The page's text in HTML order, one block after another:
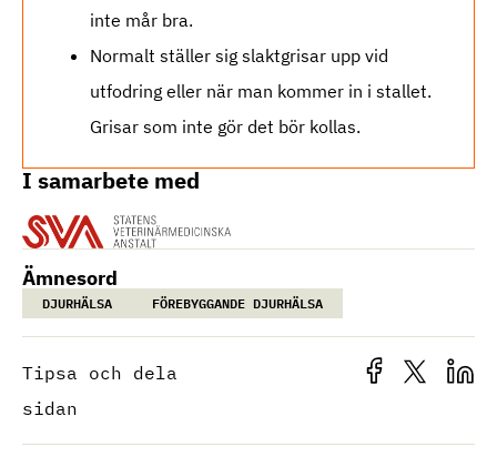
inte mår bra.
Normalt ställer sig slaktgrisar upp vid
utfodring eller när man kommer in i stallet.
Grisar som inte gör det bör kollas.
I samarbete med
Ämnesord
DJURHÄLSA FÖREBYGGANDE DJURHÄLSA
Tipsa och dela
sidan